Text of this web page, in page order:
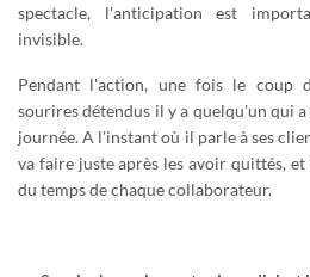
Suivez GRAVITAO sur les
TROUVER MON
spectacle, l'anticipation est
invisible.
Pendant l'action, une fois le coup
sourires détendus il y a quelqu'un qui
journée. A l'instant où il parle à ses
va faire juste après les avoir quittés,
du temps de chaque collaborateur.